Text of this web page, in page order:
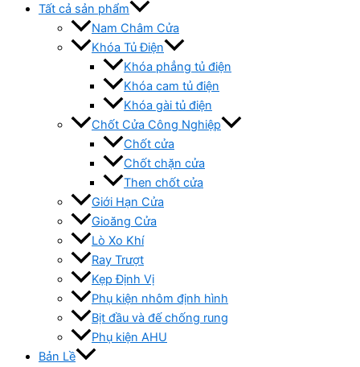
Tất cả sản phẩm
Nam Châm Cửa
Khóa Tủ Điện
Khóa phẳng tủ điện
Khóa cam tủ điện
Khóa gài tủ điện
Chốt Cửa Công Nghiệp
Chốt cửa
Chốt chặn cửa
Then chốt cửa
Giới Hạn Cửa
Gioăng Cửa
Lò Xo Khí
Ray Trượt
Kẹp Định Vị
Phụ kiện nhôm định hình
Bịt đầu và đế chống rung
Phụ kiện AHU
Bản Lề